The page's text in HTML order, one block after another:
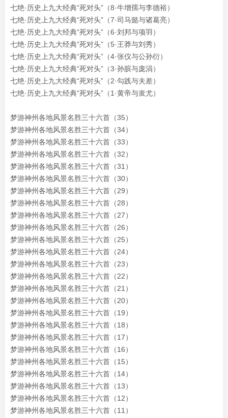
七绝·历史上九大经典“死对头”（8·牛增孺与李德裕）
七绝·历史上九大经典“死对头”（7·司马懿与诸葛亮）
七绝·历史上九大经典“死对头”（6·刘邦与项羽）
七绝·历史上九大经典“死对头”（5·王莽与刘秀）
七绝·历史上九大经典“死对头”（4·张仪与公孙衍）
七绝·历史上九大经典“死对头”（3·孙膑与庞涓）
七绝·历史上九大经典“死对头”（2·勾践与夫差）
七绝·历史上九大经典“死对头”（1·黄帝与蚩尤）
梦游神州各地风景名胜三十六首（35）
梦游神州各地风景名胜三十六首（34）
梦游神州各地风景名胜三十六首（33）
梦游神州各地风景名胜三十六首（32）
梦游神州各地风景名胜三十六首（31）
梦游神州各地风景名胜三十六首（30）
梦游神州各地风景名胜三十六首（29）
梦游神州各地风景名胜三十六首（28）
梦游神州各地风景名胜三十六首（27）
梦游神州各地风景名胜三十六首（26）
梦游神州各地风景名胜三十六首（25）
梦游神州各地风景名胜三十六首（24）
梦游神州各地风景名胜三十六首（23）
梦游神州各地风景名胜三十六首（22）
梦游神州各地风景名胜三十六首（21）
梦游神州各地风景名胜三十六首（20）
梦游神州各地风景名胜三十六首（19）
梦游神州各地风景名胜三十六首（18）
梦游神州各地风景名胜三十六首（17）
梦游神州各地风景名胜三十六首（16）
梦游神州各地风景名胜三十六首（15）
梦游神州各地风景名胜三十六首（14）
梦游神州各地风景名胜三十六首（13）
梦游神州各地风景名胜三十六首（12）
梦游神州各地风景名胜三十六首（11）